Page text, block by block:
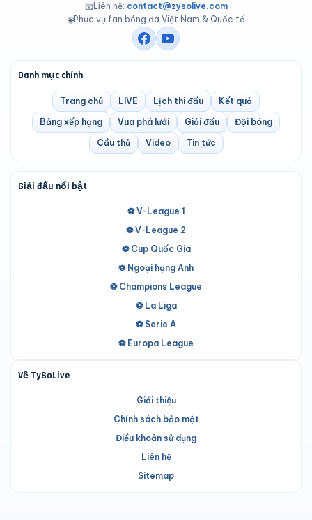
📧Liên hệ: contact@zysolive.com
🌐Phục vụ fan bóng đá Việt Nam & Quốc tế
Danh mục chính
Trang chủ LIVE Lịch thi đấu
Kết quả
Bảng xếp hạng
Vua phá lưới Giải đấu
Đội bóng
Cầu thủ
Video Tin tức
Giải đấu nổi bật
⚽ V-League 1
⚽ V-League 2
⚽ Cup Quốc Gia
⚽ Ngoại hạng Anh
⚽ Champions League
⚽ La Liga
⚽ Serie A
⚽ Europa League
Về TySoLive
Giới thiệu
Chính sách bảo mật
Điều khoản sử dụng
Liên hệ
Sitemap